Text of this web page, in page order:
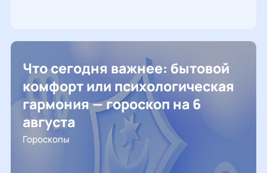
Что сегодня важнее: бытовой
комфорт или психологическая
гармония — гороскоп на 6
августа
Гороскопы